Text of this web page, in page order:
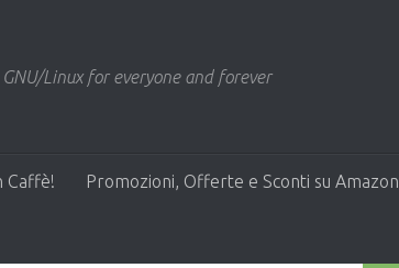
GNU/Linux for everyone and forever
Caffè! Promozioni, Offerte e Sconti su Amazon